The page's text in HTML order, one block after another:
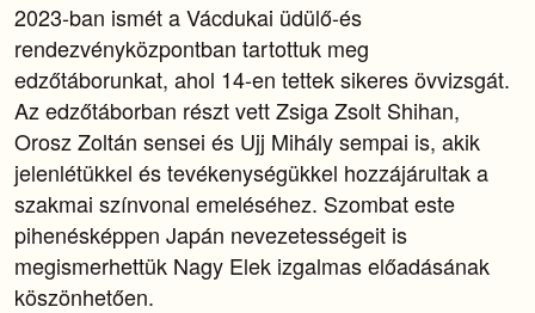
2023-ban ismét a Vácdukai üdülő-és
rendezvényközpontban tartottuk meg
edzőtáborunkat, ahol 14-en tettek sikeres övvizsgát.
Az edzőtáborban részt vett Zsiga Zsolt Shihan,
Orosz Zoltán sensei és Ujj Mihály sempai is, akik
jelenlétükkel és tevékenységükkel hozzájárultak a
szakmai színvonal emeléséhez. Szombat este
pihenésképpen Japán nevezetességeit is
megismerhettük Nagy Elek izgalmas előadásának
köszönhetően.